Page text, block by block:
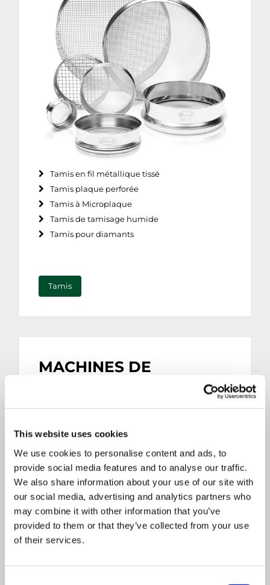
This website uses cookies
We use cookies to personalise content and ads, to
provide social media features and to analyse our traffic.
We also share information about your use of our site with
our social media, advertising and analytics partners who
may combine it with other information that you’ve
provided to them or that they’ve collected from your use
of their services.
Tamis en fil métallique tissé
Tamis plaque perforée
Tamis à Microplaque
Tamis de tamisage humide
Tamis pour diamants
Tamis
MACHINES DE